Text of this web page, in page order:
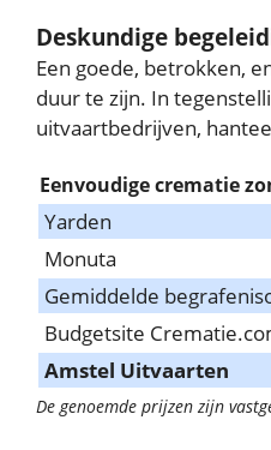
Deskundige
Een goede, betrokken,
duur te zijn. In
uitvaartbedrijven,
Eenvoudige crematie
Yarden
Monuta
Gemiddelde
Budgetsite
Amstel Uitvaarten
De genoemde prijzen zijn